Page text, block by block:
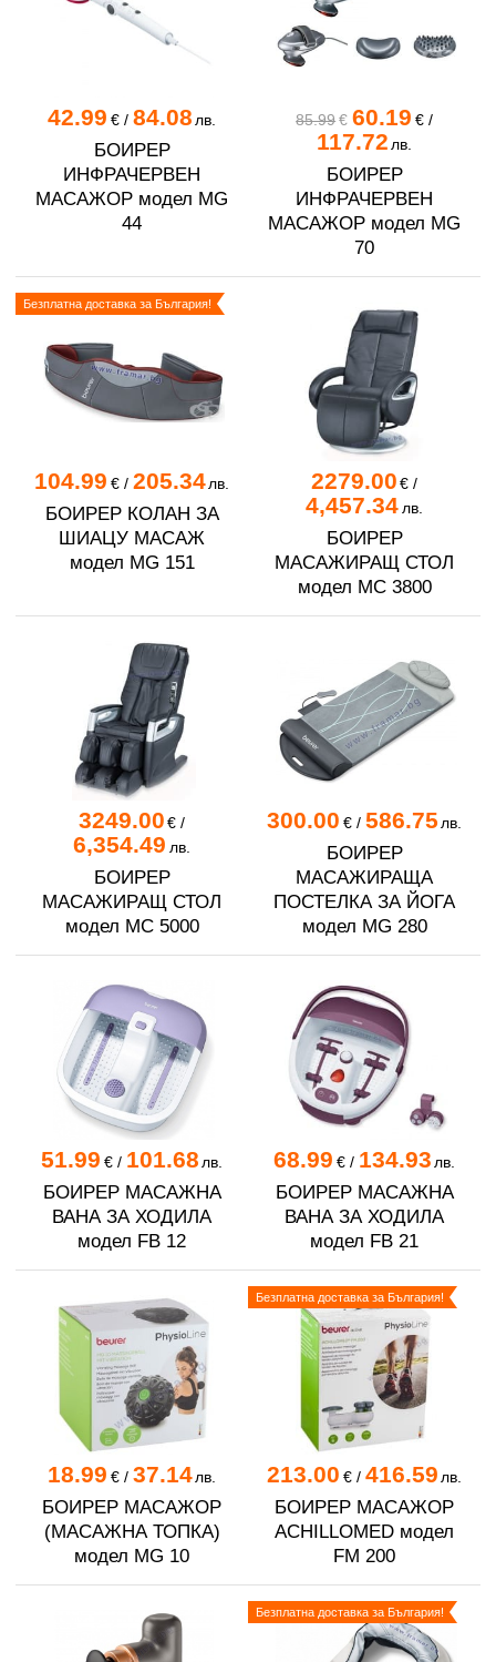
42.99 €/ 84.08 лв.
БОИРЕР
ИНФРАЧЕРВЕН
МАСАЖОР модел MG
44
85.99€ 60.19 €/
117.72 лв.
БОИРЕР
ИНФРАЧЕРВЕН
МАСАЖОР модел MG
70
104.99 €/ 205.34лв.
БОИРЕР КОЛАН ЗА
ШИАЦУ МАСАЖ
модел MG 151
Безплатна доставка за България!
2279.00 € /
4,457.34лв.
БОИРЕР
МАСАЖИРАЩ СТОЛ
модел MC 3800
3249.00 € /
6,354.49 лв.
БОИРЕР
МАСАЖИРАЩ СТОЛ
модел MC 5000
300.00 €/ 586.75 лв.
БОИРЕР
МАСАЖИРАЩА
ПОСТЕЛКА ЗА ЙОГА
модел MG 280
51.99 €/ 101.68 лв.
БОИРЕР МАСАЖНА
ВАНА ЗА ХОДИЛА
модел FB 12
68.99 €/ 134.93 лв.
БОИРЕР МАСАЖНА
ВАНА ЗА ХОДИЛА
модел FB 21
18.99 €/ 37.14лв.
БОИРЕР МАСАЖОР
(МАСАЖНА ТОПКА)
модел MG 10
213.00 €/ 416.59 лв.
БОИРЕР МАСАЖОР
ACHILLOMED модел
FM 200
Безплатна доставка за България!
Безплатна доставка за България!